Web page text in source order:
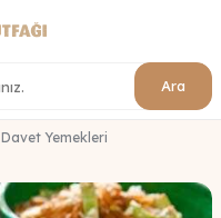
Ara
Davet Yemekleri